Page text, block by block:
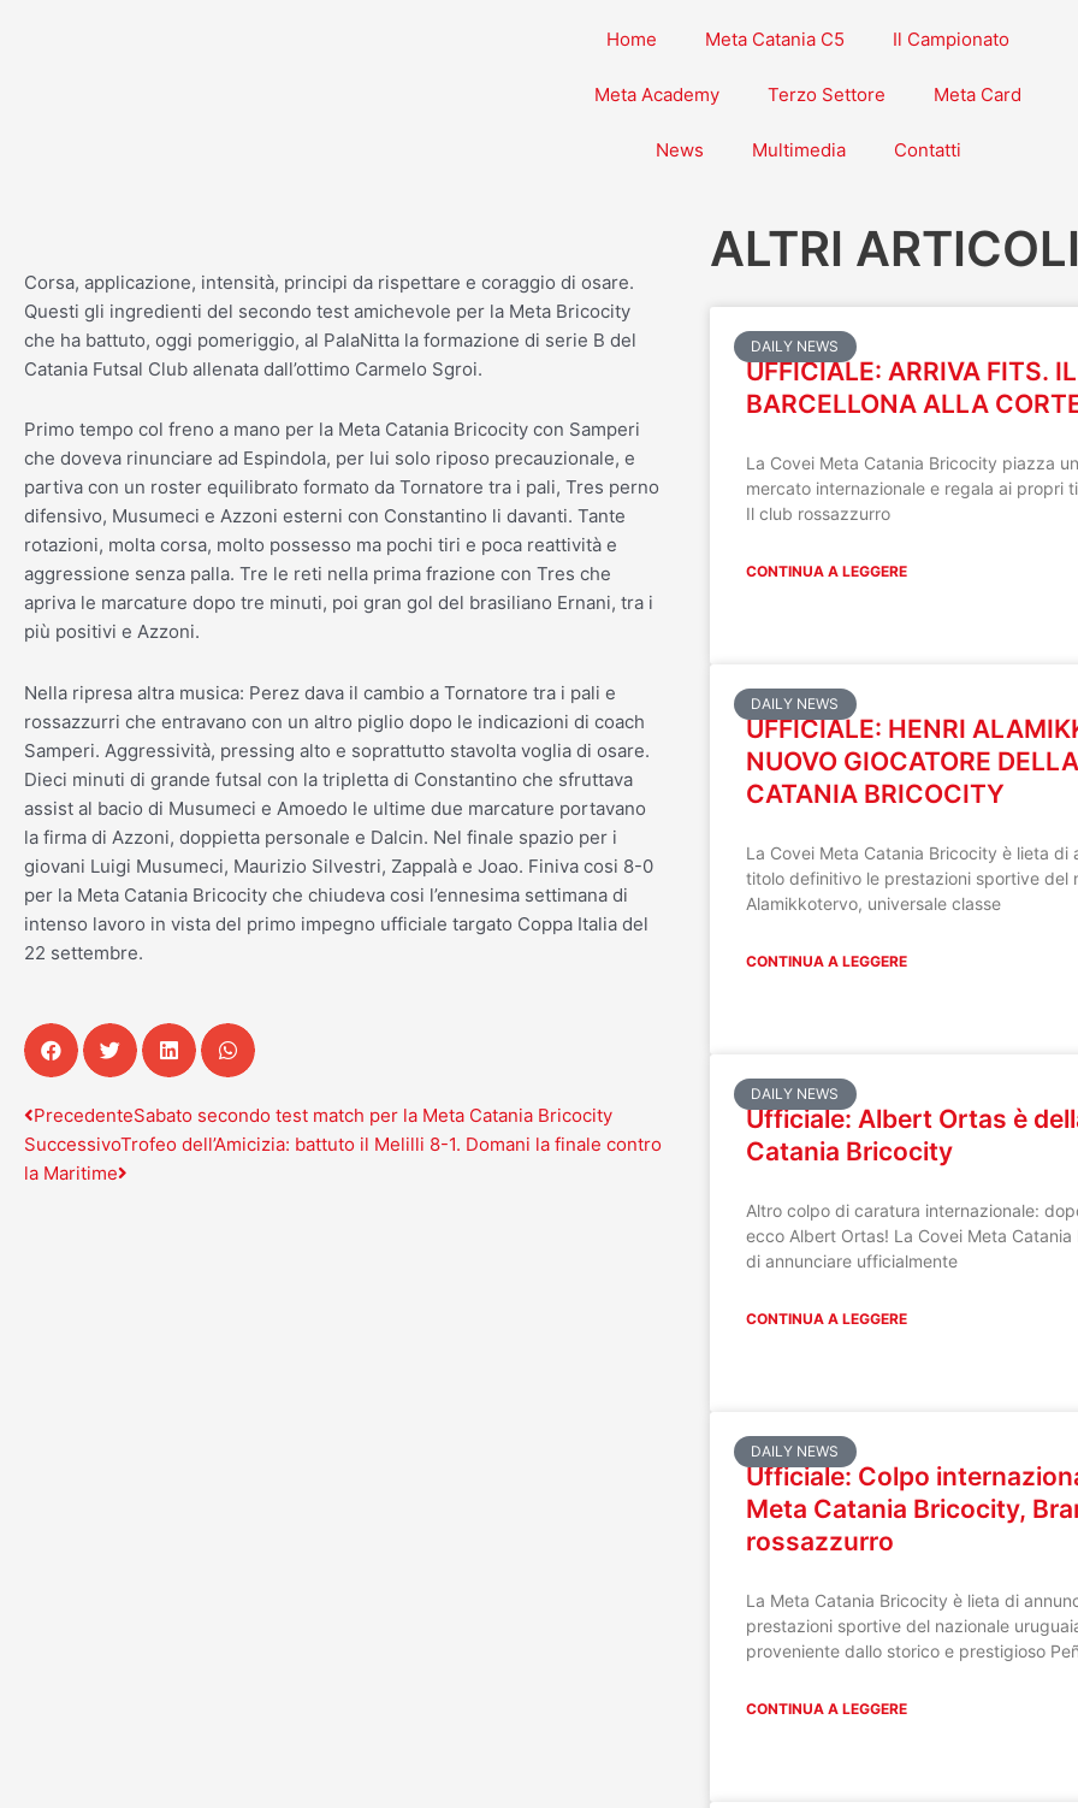
Home Meta Catania C5 Il Campionato
Meta Academy Terzo Settore Meta Card
News Multimedia Contatti
Corsa, applicazione, intensità, principi da rispettare e coraggio di osare.
Questi gli ingredienti del secondo test amichevole per la Meta Bricocity
che ha battuto, oggi pomeriggio, al PalaNitta la formazione di serie B del
Catania Futsal Club allenata dall’ottimo Carmelo Sgroi.
Primo tempo col freno a mano per la Meta Catania Bricocity con Samperi
che doveva rinunciare ad Espindola, per lui solo riposo precauzionale, e
partiva con un roster equilibrato formato da Tornatore tra i pali, Tres perno
difensivo, Musumeci e Azzoni esterni con Constantino li davanti. Tante
rotazioni, molta corsa, molto possesso ma pochi tiri e poca reattività e
aggressione senza palla. Tre le reti nella prima frazione con Tres che
apriva le marcature dopo tre minuti, poi gran gol del brasiliano Ernani, tra i
più positivi e Azzoni.
Nella ripresa altra musica: Perez dava il cambio a Tornatore tra i pali e
rossazzurri che entravano con un altro piglio dopo le indicazioni di coach
Samperi. Aggressività, pressing alto e soprattutto stavolta voglia di osare.
Dieci minuti di grande futsal con la tripletta di Constantino che sfruttava
assist al bacio di Musumeci e Amoedo le ultime due marcature portavano
la firma di Azzoni, doppietta personale e Dalcin. Nel finale spazio per i
giovani Luigi Musumeci, Maurizio Silvestri, Zappalà e Joao. Finiva cosi 8-0
per la Meta Catania Bricocity che chiudeva cosi l’ennesima settimana di
intenso lavoro in vista del primo impegno ufficiale targato Coppa Italia del
22 settembre.
Precedente
PrecedenteSabato secondo test match per la Meta Catania Bricocity
SuccessivoTrofeo dell’Amicizia: battuto il Melilli 8-1. Domani la finale contro
la Maritime
Successivo
ALTRI ARTICOLI
DAILY NEWS
UFFICIALE: ARRIVA FITS.
BARCELLONA ALLA
La Covei Meta Catania Bricocity piazza
mercato internazionale e regala ai propri
Il club rossazzurro
CONTINUA A LEGGERE
DAILY NEWS
UFFICIALE: HENRI
NUOVO GIOCATORE
CATANIA BRICOCITY
La Covei Meta Catania Bricocity è lieta di
titolo definitivo le prestazioni sportive del
Alamikkotervo, universale classe
CONTINUA A LEGGERE
DAILY NEWS
Ufficiale: Albert Ortas è
Catania Bricocity
Altro colpo di caratura internazionale:
ecco Albert Ortas! La Covei Meta
di annunciare ufficialmente
CONTINUA A LEGGERE
DAILY NEWS
Ufficiale: Colpo
Meta Catania Bricocity,
rossazzurro
La Meta Catania Bricocity è lieta di
prestazioni sportive del nazionale
proveniente dallo storico e prestigioso
CONTINUA A LEGGERE